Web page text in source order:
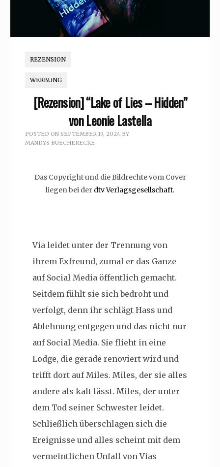
REZENSION
WERBUNG
[Rezension] “Lake of Lies – Hidden”
von Leonie Lastella
POSTED ON SEPTEMBER 19, 2024 BY
MANDYS BUECHERECKE
Das Copyright und die Bildrechte vom Cover
liegen bei der‎ dtv Verlagsgesellschaft.
Via leidet unter der Trennung von
ihrem Exfreund, zumal er das Ganze
auf Social Media öffentlich gemacht.
Seitdem fühlt sie sich bedroht und
verfolgt, denn ihr schlägt Hass und
Ablehnung entgegen und das nicht nur
auf Social Media. Sie flieht in eine
Lodge, die gerade renoviert wird und
trifft dort auf Miles. Miles, der sie alles
andere als kalt lässt. Miles, der unter
dem Tod seiner Schwester leidet.
Schließlich überschlagen sich die
Ereignisse und alles scheint mit dem
vermeintlichen Unfall von Vias